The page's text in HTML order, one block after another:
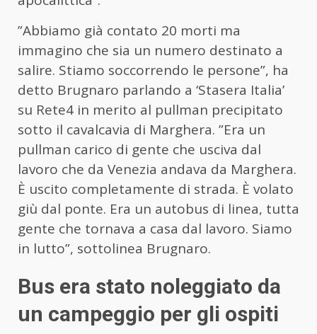
”Abbiamo già contato 20 morti ma
immagino che sia un numero destinato a
salire. Stiamo soccorrendo le persone”, ha
detto Brugnaro parlando a ‘Stasera Italia’
su Rete4 in merito al pullman precipitato
sotto il cavalcavia di Marghera. ”Era un
pullman carico di gente che usciva dal
lavoro che da Venezia andava da Marghera.
È uscito completamente di strada. È volato
giù dal ponte. Era un autobus di linea, tutta
gente che tornava a casa dal lavoro. Siamo
in lutto”, sottolinea Brugnaro.
Bus era stato noleggiato da
un campeggio per gli ospiti